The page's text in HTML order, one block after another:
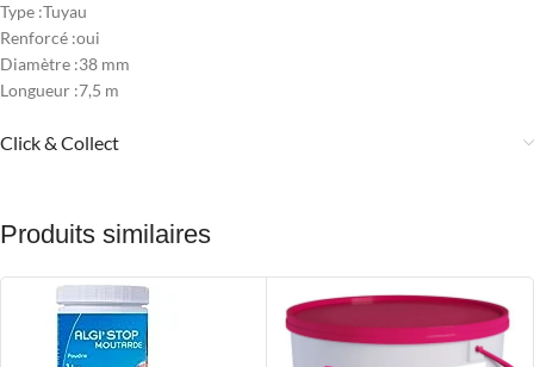
Type :Tuyau
Renforcé :oui
Diamètre :38 mm
Longueur :7,5 m
Click & Collect
Produits similaires